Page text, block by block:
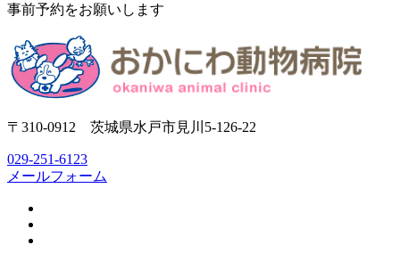
事前予約をお願いします
〒310-0912 茨城県水戸市見川5-126-22
029-251-6123
メールフォーム